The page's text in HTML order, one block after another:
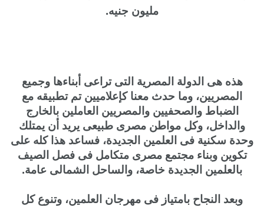
مليون جنيه.
هذه هى الدولة المصرية التى تراعى أبناءها وجميع
المصريين، وما حدث معنا كإعلاميين تم تطبيقه مع
الضباط والصحفيين والمصريين العاملين بالخارج
والداخل، وكل مواطن مصرى طبيعى يريد أن يمتلك
وحدة سكنية فى العلمين الجديدة، فساعد هذا كله على
تكوين وبناء مجتمع مصرى متكامل فى فصل الصيف
بالعلمين الجديدة خاصة، والساحل الشمالى عامة.
وبعد النجاح بامتياز فى مهرجان العلمين، وتنوع كل